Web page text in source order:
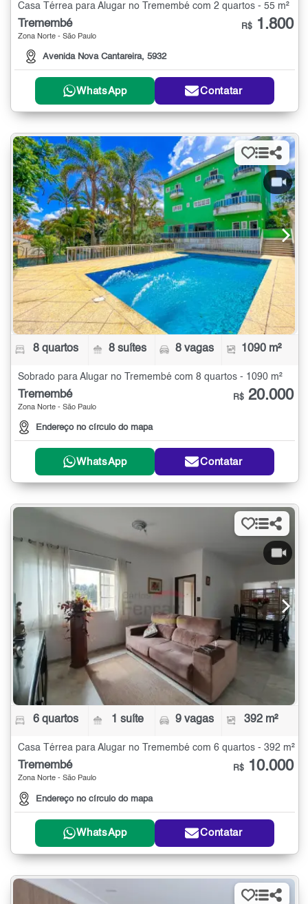
Casa Térrea para Alugar no Tremembé com 2 quartos - 55 m²
Tremembé
Zona Norte - São Paulo
Avenida Nova Cantareira, 5932
R$ 1.800
WhatsApp Contatar
8 quartos 8 suítes 8 vagas 1090 m²
Sobrado para Alugar no Tremembé com 8 quartos - 1090 m²
Tremembé
Zona Norte - São Paulo
Endereço no círculo do mapa
R$ 20.000
WhatsApp Contatar
6 quartos 1 suíte 9 vagas 392 m²
Casa Térrea para Alugar no Tremembé com 6 quartos - 392 m²
Tremembé
Zona Norte - São Paulo
Endereço no círculo do mapa
R$ 10.000
WhatsApp Contatar